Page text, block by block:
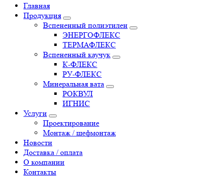
Главная
Продукция
Вспененный полиэтилен
ЭНЕРГОФЛЕКС
ТЕРМАФЛЕКС
Вспененный каучук
К-ФЛЕКС
РУ-ФЛЕКС
Минеральная вата
РОКВУЛ
ИГНИС
Услуги
Проектирование
Монтаж / шефмонтаж
Новости
Доставка / оплата
О компании
Контакты